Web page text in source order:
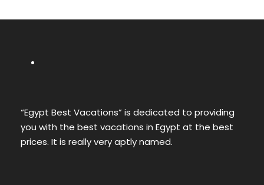
“Egypt Best Vacations” is dedicated to providing
you with the best vacations in Egypt at the best
prices. It is really very aptly named.